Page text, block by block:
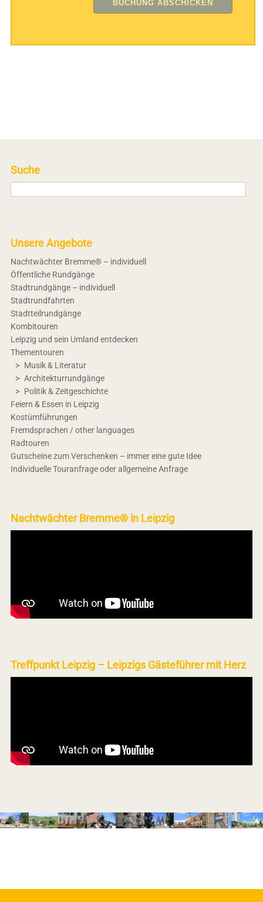
Suche
Unsere Angebote
Nachtwächter Bremme® – individuell
Öffentliche Rundgänge
Stadtrundgänge – individuell
Stadtrundfahrten
Stadtteilrundgänge
Kombitouren
Leipzig und sein Umland entdecken
Thementouren
Musik & Literatur
Architekturrundgänge
Politik & Zeitgeschichte
Feiern & Essen in Leipzig
Kostümführungen
Fremdsprachen / other languages
Radtouren
Gutscheine zum Verschenken – immer eine gute Idee
Individuelle Touranfrage oder allgemeine Anfrage
Nachtwächter Bremme® in Leipzig
Treffpunkt Leipzig – Leipzigs Gästeführer mit Herz